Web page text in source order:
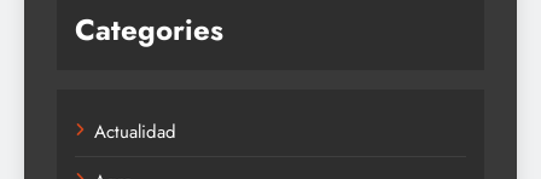
Categories
Actualidad